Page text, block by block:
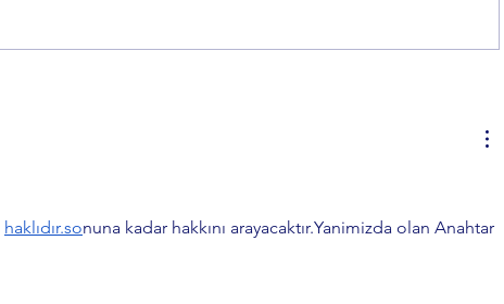
dikkat çeken çağrı
haklıdır.sonuna kadar hakkını arayacaktır.Yanimizda olan Anahtar